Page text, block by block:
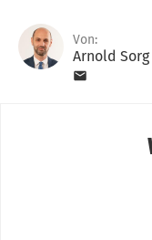
Von:
Arnold Sorg